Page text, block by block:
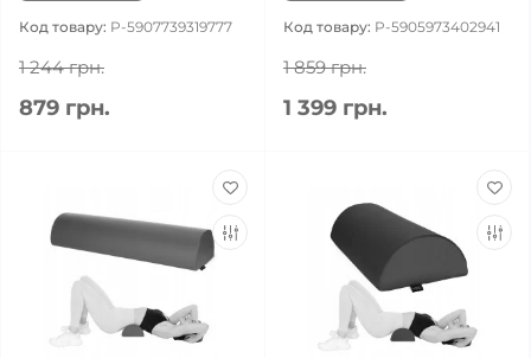
Код товару: P-5907739319777
1 244 грн.
879 грн.
Код товару: P-5905973402941
1 859 грн.
1 399 грн.